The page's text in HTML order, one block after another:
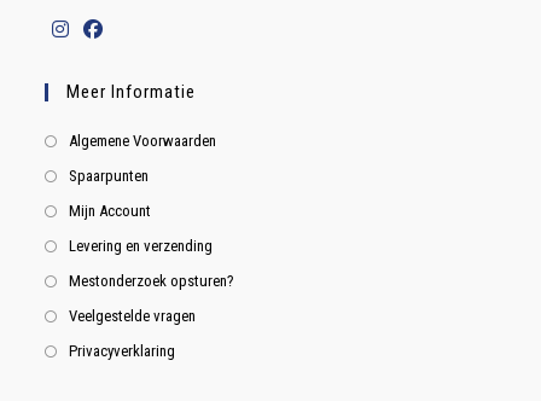
Meer Informatie
Algemene Voorwaarden
Spaarpunten
Mijn Account
Levering en verzending
Mestonderzoek opsturen?
Veelgestelde vragen
Privacyverklaring